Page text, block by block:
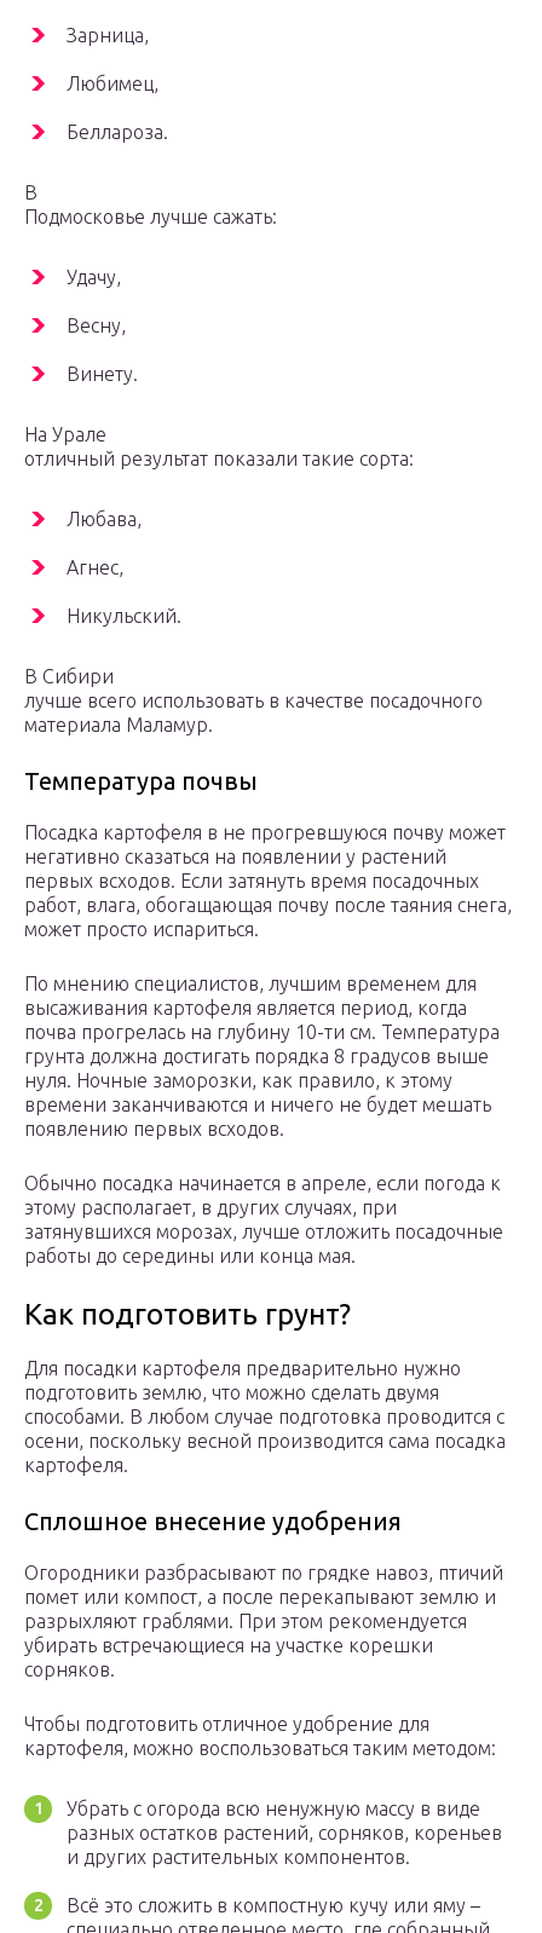
Зарница,
Любимец,
Беллароза.
В
Подмосковье лучше сажать:
Удачу,
Весну,
Винету.
На Урале
отличный результат показали такие сорта:
Любава,
Агнес,
Никульский.
В Сибири
лучше всего использовать в качестве посадочного
материала Маламур.
Температура почвы
Посадка картофеля в не прогревшуюся почву может
негативно сказаться на появлении у растений
первых всходов. Если затянуть время посадочных
работ, влага, обогащающая почву после таяния снега,
может просто испариться.
По мнению специалистов, лучшим временем для
высаживания картофеля является период, когда
почва прогрелась на глубину 10-ти см. Температура
грунта должна достигать порядка 8 градусов выше
нуля. Ночные заморозки, как правило, к этому
времени заканчиваются и ничего не будет мешать
появлению первых всходов.
Обычно посадка начинается в апреле, если погода к
этому располагает, в других случаях, при
затянувшихся морозах, лучше отложить посадочные
работы до середины или конца мая.
Как подготовить грунт?
Для посадки картофеля предварительно нужно
подготовить землю, что можно сделать двумя
способами. В любом случае подготовка проводится с
осени, поскольку весной производится сама посадка
картофеля.
Сплошное внесение удобрения
Огородники разбрасывают по грядке навоз, птичий
помет или компост, а после перекапывают землю и
разрыхляют граблями. При этом рекомендуется
убирать встречающиеся на участке корешки
сорняков.
Чтобы подготовить отличное удобрение для
картофеля, можно воспользоваться таким методом:
Убрать с огорода всю ненужную массу в виде
разных остатков растений, сорняков, кореньев
и других растительных компонентов.
Всё это сложить в компостную кучу или яму –